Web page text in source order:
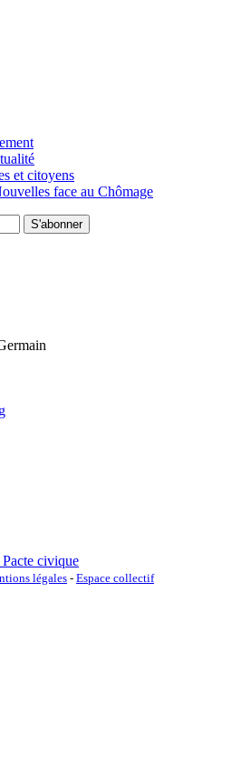
et citoyens
face au Chômage
S'abonner
civique
légales - Espace collectif